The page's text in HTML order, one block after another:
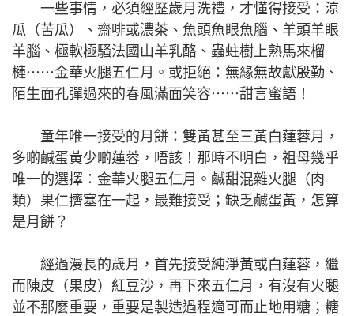
一些事情，必須經歷歲月洗禮，才懂得接受：涼
瓜（苦瓜）、齋啡或濃茶、魚頭魚眼魚腦、羊頭羊眼
羊腦、極軟極騷法國山羊乳酪、蟲蛀樹上熟馬來榴
槤⋯⋯金華火腿五仁月。或拒絕：無緣無故獻殷勤、
陌生面孔彈過來的春風滿面笑容⋯⋯甜言蜜語！
童年唯一接受的月餅：雙黃甚至三黃白蓮蓉月，
多啲鹹蛋黃少啲蓮蓉，唔該！那時不明白，祖母幾乎
唯一的選擇：金華火腿五仁月。鹹甜混雜火腿（肉
類）果仁擠塞在一起，最難接受；缺乏鹹蛋黃，怎算
是月餅？
經過漫長的歲月，首先接受純淨黃或白蓮蓉，繼
而陳皮（果皮）紅豆沙，再下來五仁月，有沒有火腿
並不那麼重要，重要是製造過程適可而止地用糖；糖